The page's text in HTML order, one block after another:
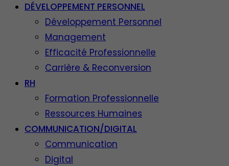
DÉVELOPPEMENT PERSONNEL
Développement Personnel
Management
Efficacité Professionnelle
Carrière & Reconversion
RH
Formation Professionnelle
Ressources Humaines
COMMUNICATION/DIGITAL
Communication
Digital